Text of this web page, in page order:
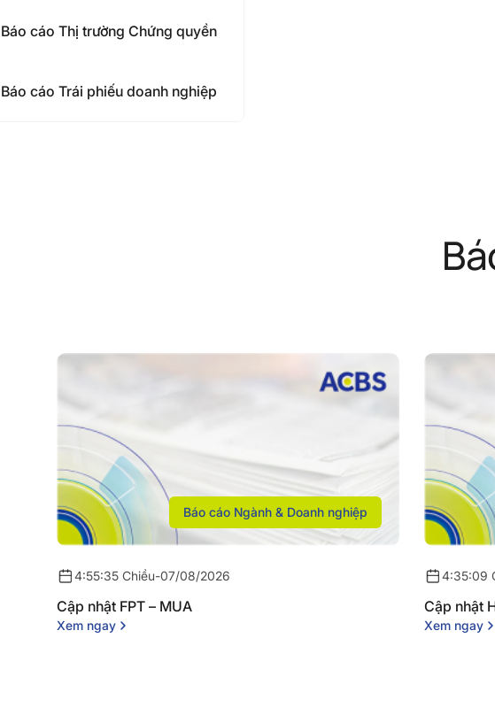
Báo cáo Thị trường Chứng quyền
Báo cáo Trái phiếu doanh nghiệp
Báo cáo Ngành & Doanh nghiệp
4:55:35 Chiều-07/08/2026
Cập nhật FPT – MUA
Xem ngay
4:35:09
Cập nhật
Xem ngay